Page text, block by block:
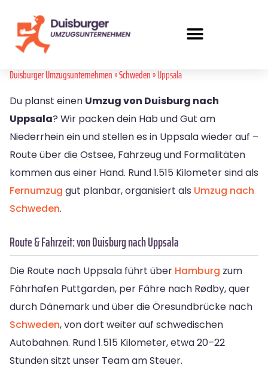
Duisburger Umzugsunternehmen»Schweden» Uppsala
Du planst einen Umzug von Duisburg nach
Uppsala? Wir packen dein Hab und Gut am
Niederrhein ein und stellen es in Uppsala wieder auf –
Route über die Ostsee, Fahrzeug und Formalitäten
kommen aus einer Hand. Rund 1.515 Kilometer sind als
Fernumzug gut planbar, organisiert als Umzug nach
Schweden.
Route & Fahrzeit: von Duisburg nach Uppsala
Die Route nach Uppsala führt über Hamburg zum
Fährhafen Puttgarden, per Fähre nach Rødby, quer
durch Dänemark und über die Öresundbrücke nach
Schweden, von dort weiter auf schwedischen
Autobahnen. Rund 1.515 Kilometer, etwa 20–22
Stunden sitzt unser Team am Steuer.